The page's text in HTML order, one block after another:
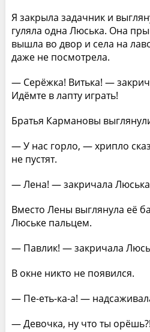
Я закрыла задачник и
гуляла одна Люська. Она
вышла во двор и села на
даже не посмотрела.
— Серёжка! Витька! —
Идёмте в лапту играть!
Братья Кармановы
— У нас горло, — хрипло
не пустят.
— Лена! — закричала
Вместо Лены выглянула её
Люське пальцем.
— Павлик! — закричала
В окне никто не появился.
— Пе-еть-ка-а! —
— Девочка, ну что ты